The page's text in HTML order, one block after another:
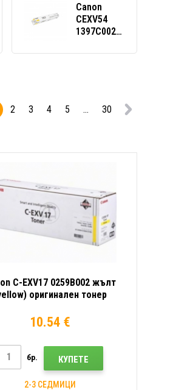
Canon
CEXV54
1397C002
(yellow)
2 3 4 5 ... 30
C-EXV17 0259B002 жълт
оригинален тонер
10.54 €
бр. КУПЕТЕ
2-3 СЕДМИЦИ